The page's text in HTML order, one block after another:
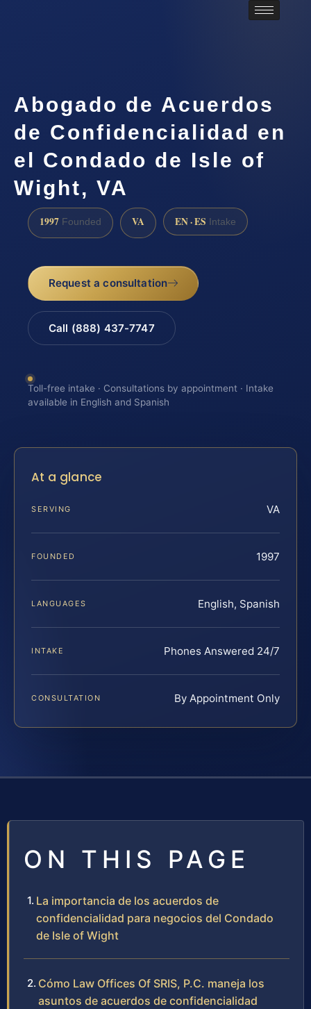
Abogado de Acuerdos
de Confidencialidad en
el Condado de Isle of
Wight, VA
1997 Founded VA EN · ES Intake
Request a consultation
Call (888) 437-7747
Toll-free intake · Consultations by appointment · Intake
available in English and Spanish
At a glance
SERVING VA
FOUNDED 1997
LANGUAGES English, Spanish
INTAKE Phones Answered 24/7
CONSULTATION By Appointment Only
ON THIS PAGE
La importancia de los acuerdos de
confidencialidad para negocios del Condado
de Isle of Wight
Cómo Law Offices Of SRIS, P.C. maneja los
asuntos de acuerdos de confidencialidad